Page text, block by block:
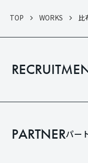
TOP WORKS 比
PARTNERパー